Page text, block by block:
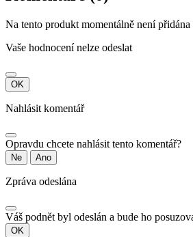
Na tento produkt momentálně není přidána
Vaše hodnocení nelze odeslat
OK
Nahlásit komentář
Opravdu chcete nahlásit tento komentář?
Ne Ano
Zpráva odeslána
Váš podnět byl odeslán a bude ho
OK